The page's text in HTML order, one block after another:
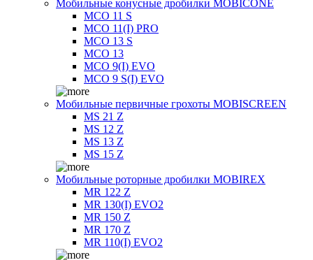
Мобильные конусные дробилки MOBICONE
MCO 11 S
MCO 11(I) PRO
MCO 13 S
MCO 13
MCO 9(I) EVO
MCO 9 S(I) EVO
Мобильные первичные грохоты MOBISCREEN
MS 21 Z
MS 12 Z
MS 13 Z
MS 15 Z
Мобильные роторные дробилки MOBIREX
MR 122 Z
MR 130(I) EVO2
MR 150 Z
MR 170 Z
MR 110(I) EVO2